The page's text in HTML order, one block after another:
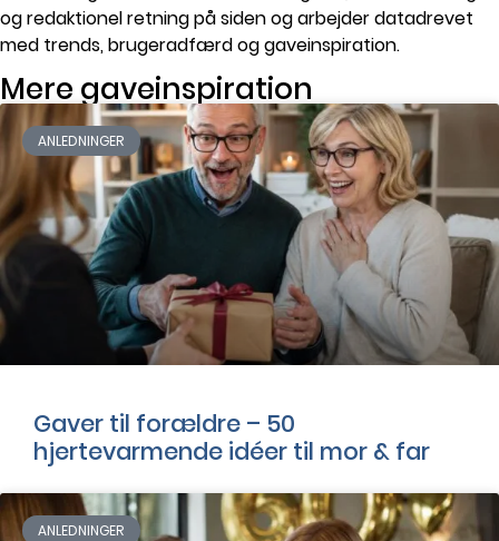
og redaktionel retning på siden og arbejder datadrevet
med trends, brugeradfærd og gaveinspiration.
Mere gaveinspiration
ANLEDNINGER
Gaver til forældre – 50
hjertevarmende idéer til mor & far
ANLEDNINGER